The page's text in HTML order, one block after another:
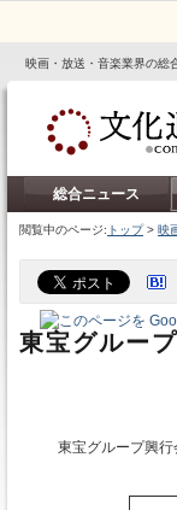
映画・放送・音楽業界の総
総合ニュース
閲覧中のページ: トップ> 映
東宝グルー
東宝グループ興行